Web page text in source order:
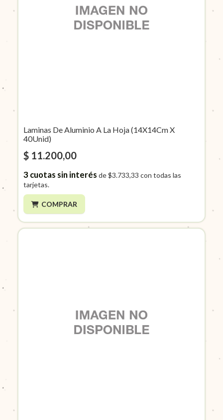
Laminas De Aluminio A La Hoja (14X14Cm X
40Unid)
$ 11.200,00
3cuotas sin interés de$3.733,33 con todas las
tarjetas.
COMPRAR